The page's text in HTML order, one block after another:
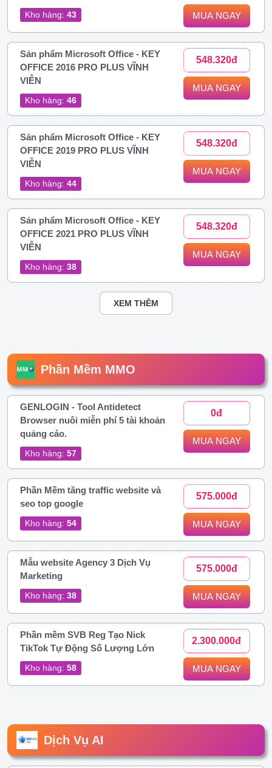
Kho hàng: 43 MUA NGAY
Sản phẩm Microsoft Office - KEY
OFFICE 2016 PRO PLUS VĨNH
VIỄN
Kho hàng: 46
548.320đ
MUA NGAY
Sản phẩm Microsoft Office - KEY
OFFICE 2019 PRO PLUS VĨNH
VIỄN
Kho hàng: 44
548.320đ
MUA NGAY
Sản phẩm Microsoft Office - KEY
OFFICE 2021 PRO PLUS VĨNH
VIỄN
Kho hàng: 38
548.320đ
MUA NGAY
XEM THÊM
Phần Mềm MMO
GENLOGIN - Tool Antidetect
Browser nuôi miễn phí 5 tài khoản
quảng cáo.
Kho hàng: 57
0đ
MUA NGAY
Phần Mềm tăng traffic website và
seo top google
Kho hàng: 54
575.000đ
MUA NGAY
Mẫu website Agency 3 Dịch Vụ
Marketing
Kho hàng: 38
575.000đ
MUA NGAY
Phần mềm SVB Reg Tạo Nick
TikTok Tự Động Số Lượng Lớn
Kho hàng: 58
2.300.000đ
MUA NGAY
Dịch Vụ AI